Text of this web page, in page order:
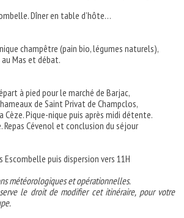
Dîner en table d’hôte…
champêtre (pain bio, légumes naturels),
Mas et débat.
à pied pour le marché de Barjac,
de Saint Privat de Champclos,
Cèze. Pique-nique puis après midi détente.
Cévenol et conclusion du séjour
puis dispersion vers 11H
météorologiques et opérationnelles.
le droit de modifier cet itinéraire, pour votre